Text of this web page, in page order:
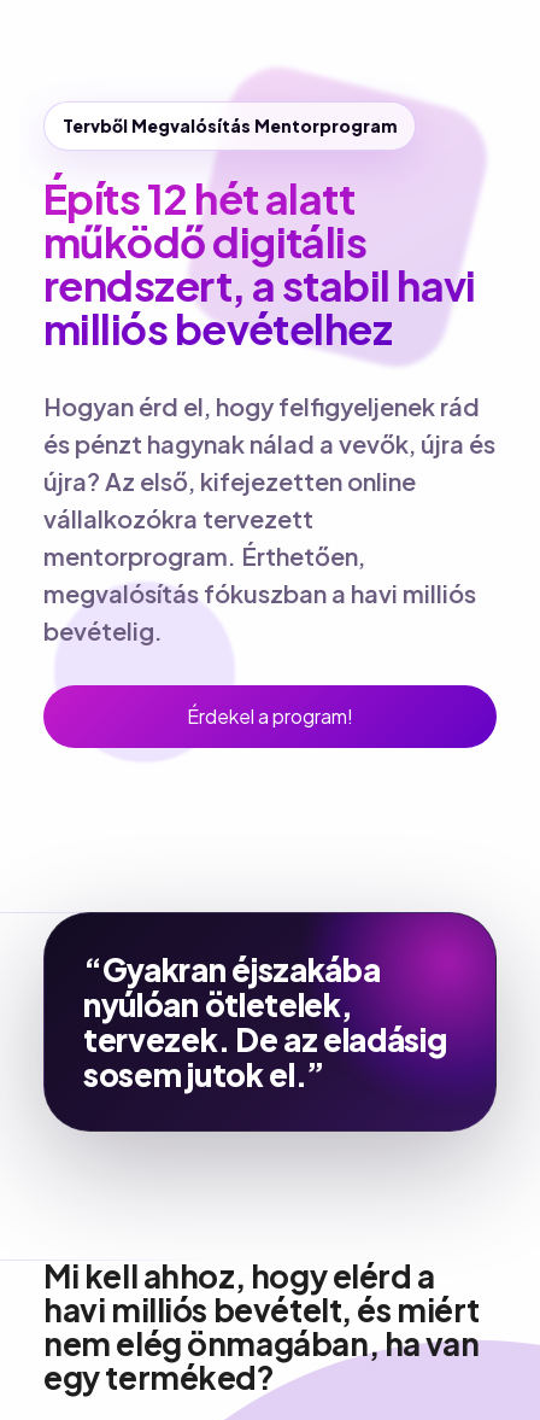
Tervből Megvalósítás Mentorprogram
Építs 12 hét alatt
működő digitális
rendszert, a stabil havi
milliós bevételhez
Hogyan érd el, hogy felfigyeljenek rád
és pénzt hagynak nálad a vevők, újra és
újra? Az első, kifejezetten online
vállalkozókra tervezett
mentorprogram. Érthetően,
megvalósítás fókuszban a havi milliós
bevételig.
Érdekel a program!
“Gyakran éjszakába
nyúlóan ötletelek,
tervezek. De az eladásig
sosem jutok el.”
Mi kell ahhoz, hogy elérd a
havi milliós bevételt, és miért
nem elég önmagában, ha van
egy terméked?